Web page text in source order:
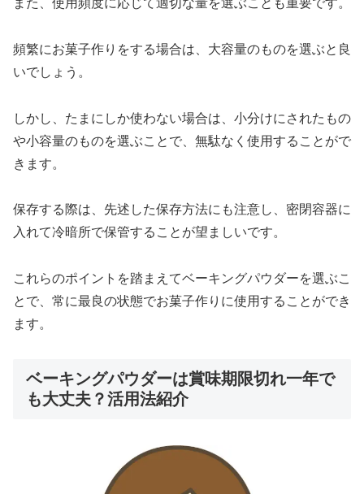
また、使用頻度に応じて適切な量を選ぶことも重要です。
頻繁にお菓子作りをする場合は、大容量のものを選ぶと良
いでしょう。
しかし、たまにしか使わない場合は、小分けにされたもの
や小容量のものを選ぶことで、無駄なく使用することがで
きます。
保存する際は、先述した保存方法にも注意し、密閉容器に
入れて冷暗所で保管することが望ましいです。
これらのポイントを踏まえてベーキングパウダーを選ぶこ
とで、常に最良の状態でお菓子作りに使用することができ
ます。
ベーキングパウダーは賞味期限切れ一年で
も大丈夫？活用法紹介